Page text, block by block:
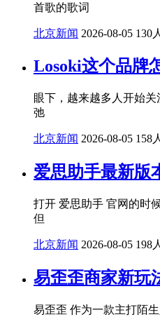
首歌的歌词
北京新闻 2026-08-05 130
Losoki这个品牌
眼下，越来越多人开始
弛
北京新闻 2026-08-05 158
爱思助手最新版
打开 爱思助手 官网的时
但
北京新闻 2026-08-05 198
易歪歪商家新玩
易歪歪 作为一款主打陌